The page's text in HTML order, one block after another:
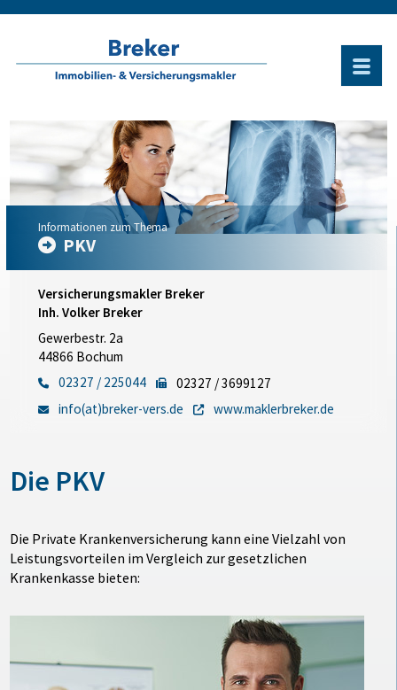
Informationen zum Thema
PKV
Versicherungsmakler Breker
Inh. Volker Breker
Gewerbestr. 2a
44866 Bochum
02327 / 225044
02327 / 3699127
info(at)breker-vers.de
www.maklerbreker.de
Die PKV
Die Private Krankenversicherung kann eine Vielzahl von
Leistungsvorteilen im Vergleich zur gesetzlichen
Krankenkasse bieten: